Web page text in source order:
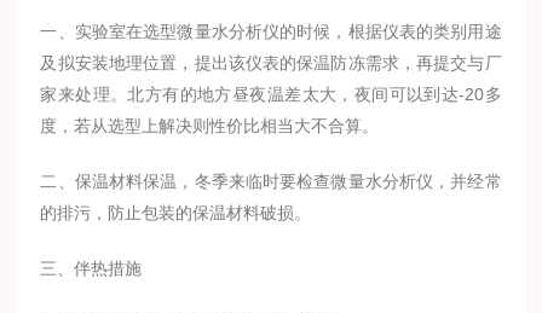
一、实验室在选型微量水分析仪的时候，根据仪表的类别用途
及拟安装地理位置，提出该仪表的保温防冻需求，再提交与厂
家来处理。北方有的地方昼夜温差太大，夜间可以到达-20多
度，若从选型上解决则性价比相当大不合算。
二、保温材料保温，冬季来临时要检查微量水分析仪，并经常
的排污，防止包装的保温材料破损。
三、伴热措施